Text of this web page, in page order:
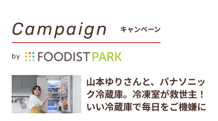
Campaign キャンペーン
by
山本ゆりさんと、パナソニッ
ク冷蔵庫。冷凍室が救世主！
いい冷蔵庫で毎日をご機嫌に